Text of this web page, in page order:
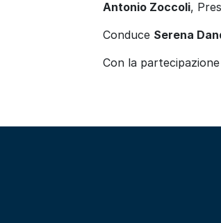
Antonio Zoccoli,
Conduce Serena
Con la